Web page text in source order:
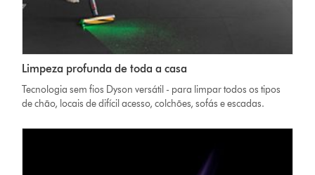
Limpeza profunda de toda a casa
Tecnologia sem fios Dyson versátil - para limpar todos os tipos
de chão, locais de difícil acesso, colchões, sofás e escadas.